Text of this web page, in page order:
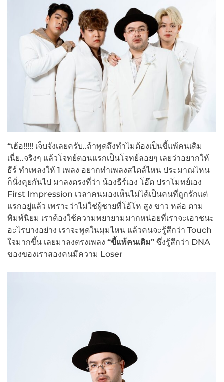
“เฮ้อ!!!!! เจ็บจังเลยครับ..ถ้าพูดถึงทำไมต้องเป็นขี้แพ้คนเดิม
เนี่ย..จริงๆ แล้วโจทย์ตอนแรกเป็นโจทย์ลอยๆ เลยว่าอยากให้
ธีร์ ทำเพลงให้ 1 เพลง อยากทำเพลงสไตล์ไหน ประมาณไหน
ก็นั่งคุยกันไป มาลงตรงที่ว่า น้องธีร์เอง โอ๊ต ปราโมทย์เอง
First Impression เวลาคนมองเห็นไม่ได้เป็นคนที่ถูกรักแต่
แรกอยู่แล้ว เพราะว่าไม่ใช่ผู้ชายที่โอ้โห สูง ขาว หล่อ ตาม
พิมพ์นิยม เราต้องใช้ความพยายามมากหน่อยที่เราจะเอาชนะ
อะไรบางอย่าง เราจะพูดในมุมไหน แล้วคนจะรู้สึกว่า Touch
ใจมากขึ้น เลยมาลงตรงเพลง “ขี้แพ้คนเดิม” ซึ่งรู้สึกว่า DNA
ของของเราสองคนมีความ Loser